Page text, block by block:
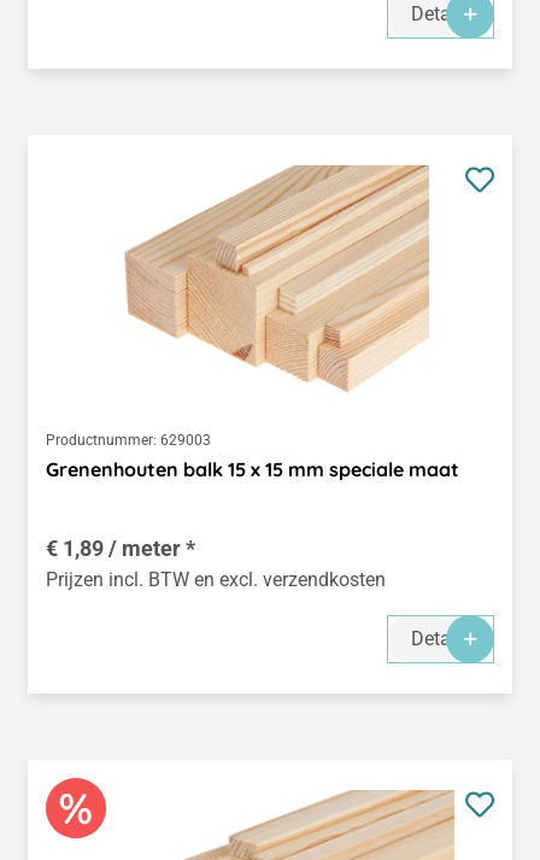
Details
Productnummer: 629003
Grenenhouten balk 15 x 15 mm speciale maat
€ 1,89 / meter *
Prijzen incl. BTW en excl. verzendkosten
Details